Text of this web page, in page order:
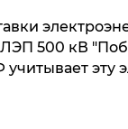
500 кВ
эту